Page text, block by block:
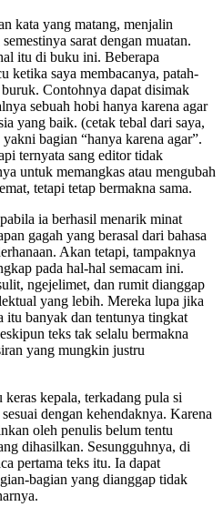
kata yang matang, menjalin
sarat dengan muatan.
itu di buku ini. Beberapa
ketika saya membacanya, patah-
Contohnya dapat disimak
sebuah hobi hanya karena agar
yang baik. (cetak tebal dari saya,
bagian “hanya karena agar”.
ternyata sang editor tidak
untuk memangkas atau mengubah
tetapi tetap bermakna sama.
ia berhasil menarik minat
gagah yang berasal dari bahasa
Akan tetapi, tampaknya
pada hal-hal semacam ini.
ngejelimet, dan rumit dianggap
yang lebih. Mereka lupa jika
itu banyak dan tentunya tingkat
teks tak selalu bermakna
yang mungkin justru
kepala, terkadang pula si
dengan kehendaknya. Karena
oleh penulis belum tentu
dihasilkan. Sesungguhnya, di
pertama teks itu. Ia dapat
bagian yang dianggap tidak